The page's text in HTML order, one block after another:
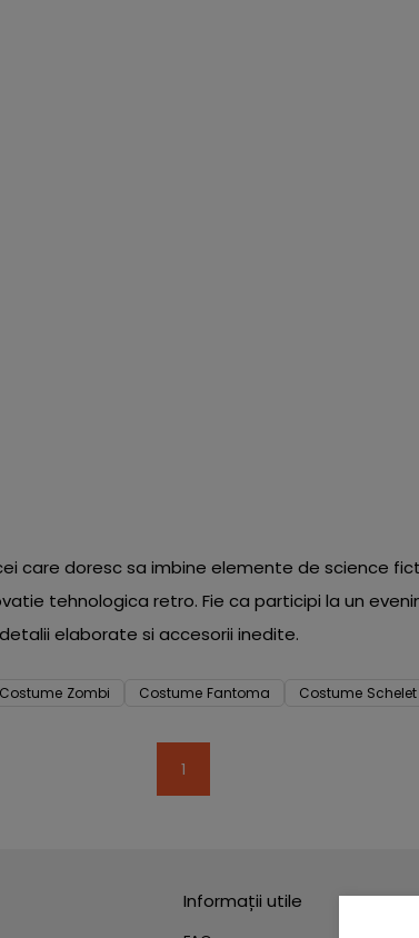
doresc sa imbine elemente de science
tehnologica retro. Fie ca participi la un
elaborate si accesorii inedite.
Costume Zombi Costume Fantoma Costume Schelet
1
Informații utile